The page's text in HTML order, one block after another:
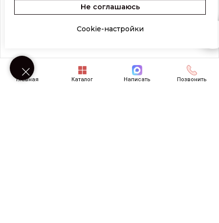
Главная Каталог Написать Позвонить
Возникли вопросы? Напишите нам!
Не соглашаюсь
Cookie-настройки